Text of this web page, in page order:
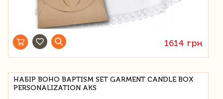
1614 грн
НАБІР BOHO BAPTISM SET GARMENT CANDLE BOX
PERSONALIZATION AKS